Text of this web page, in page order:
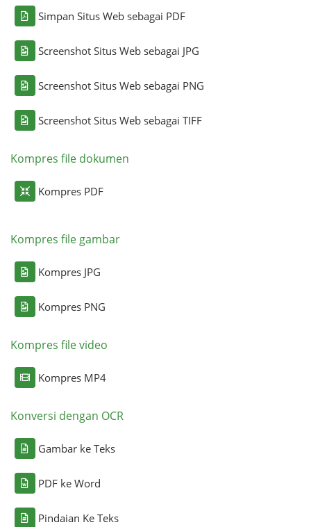
Simpan Situs Web sebagai PDF
Screenshot Situs Web sebagai JPG
Screenshot Situs Web sebagai PNG
Screenshot Situs Web sebagai TIFF
Kompres file dokumen
Kompres PDF
Kompres file gambar
Kompres JPG
Kompres PNG
Kompres file video
Kompres MP4
Konversi dengan OCR
Gambar ke Teks
PDF ke Word
Pindaian Ke Teks